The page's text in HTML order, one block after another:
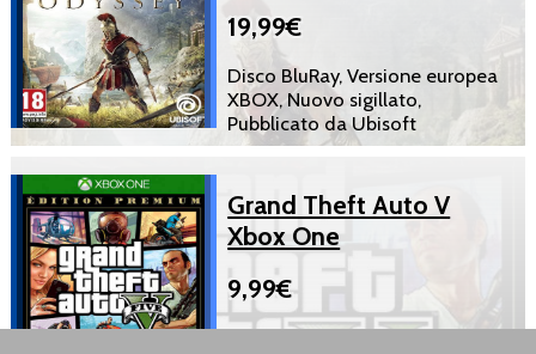
19,99€
Disco BluRay, Versione europea
XBOX, Nuovo sigillato,
Pubblicato da Ubisoft
Grand Theft Auto V
Xbox One
9,99€
Disco BluRay, Versione europea